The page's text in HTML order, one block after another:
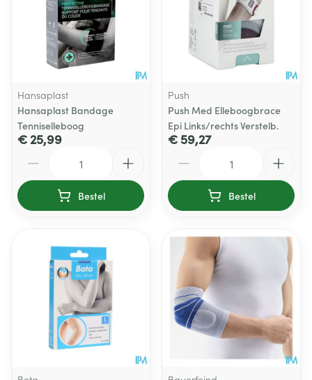
Hansaplast
Hansaplast Bandage
Tenniselleboog
€ 25,99
Bestel
Push
Push Med Elleboogbrace
Epi Links/rechts Verstelb.
€ 59,27
Bestel